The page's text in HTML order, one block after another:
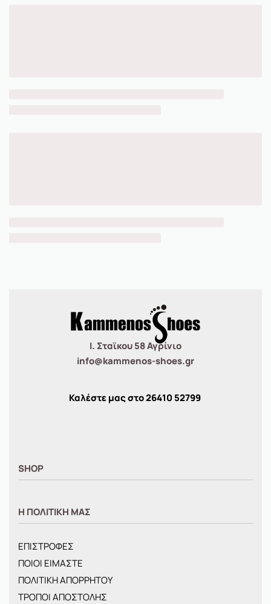
Ι. Σταϊκου 58 Αγρίνιο
info@kammenos-shoes.gr
Καλέστε μας στο26410 52799
SHOP
ΓΥΝΑΙΚΕΙΑ
BRANDS
ΝΕΕΣ ΑΦΙΞΕΙΣ
OFFERS
ΤΣΑΝΤΕΣ
Η ΠΟΛΙΤΙΚΗ ΜΑΣ
ΕΠΙΣΤΡΟΦΕΣ
ΠΟΙΟΙ ΕΙΜΑΣΤΕ
ΠΟΛΙΤΙΚΗ ΑΠΟΡΡΗΤΟΥ
ΤΡΟΠΟΙ ΑΠΟΣΤΟΛΗΣ